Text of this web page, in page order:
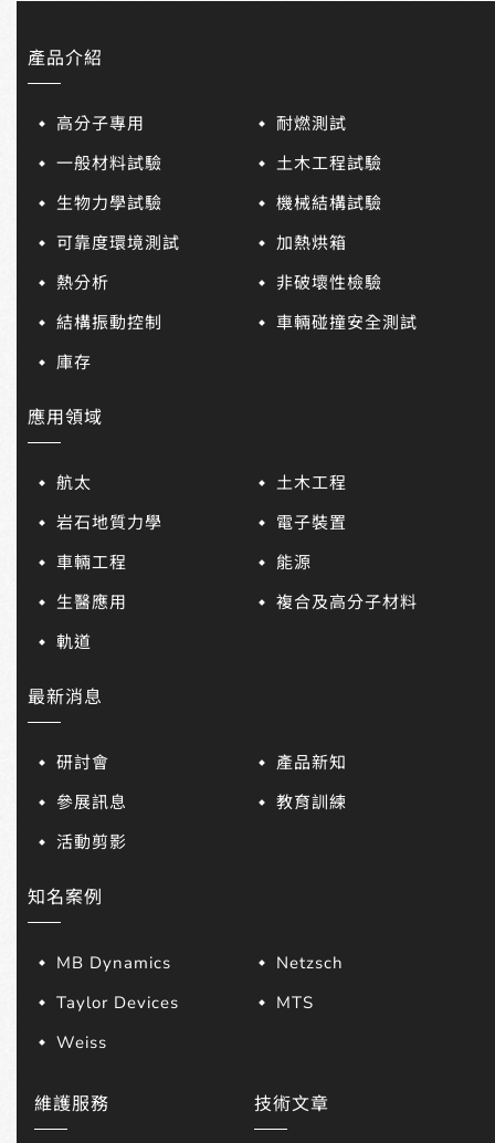
產品介紹
高分子專用
耐燃測試
一般材料試驗
土木工程試驗
生物力學試驗
機械結構試驗
可靠度環境測試
加熱烘箱
熱分析
非破壞性檢驗
結構振動控制
車輛碰撞安全測試
庫存
應用領域
航太
土木工程
岩石地質力學
電子裝置
車輛工程
能源
生醫應用
複合及高分子材料
軌道
最新消息
研討會
產品新知
參展訊息
教育訓練
活動剪影
知名案例
MB Dynamics
Netzsch
Taylor Devices
MTS
Weiss
維護服務 技術文章